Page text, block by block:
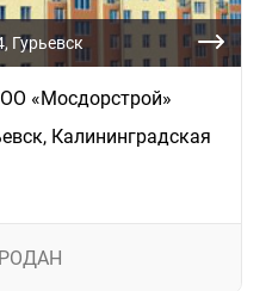
Гурьевск
«Мосдорстрой»
Калининградская